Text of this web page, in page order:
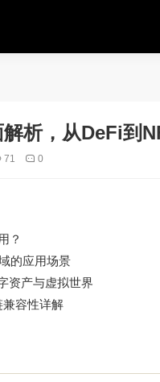
析，从DeFi到
71 0
？
的应用场景
资产与虚拟世界
兼容性详解